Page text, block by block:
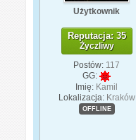
Użytkownik
Reputacja: 35
Życzliwy
Postów: 117
GG:
Imię: Kamil
Lokalizacja: Kraków
OFFLINE